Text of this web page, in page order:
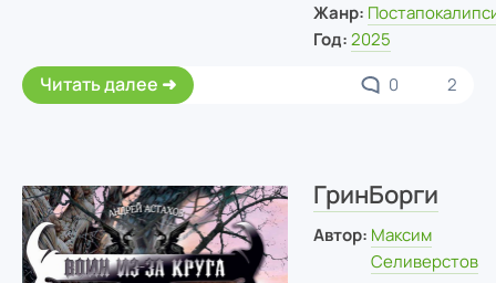
Жанр:
Год: 2025
Читать далее 0 2
ГринБорги
Автор: Максим
Селиверстов